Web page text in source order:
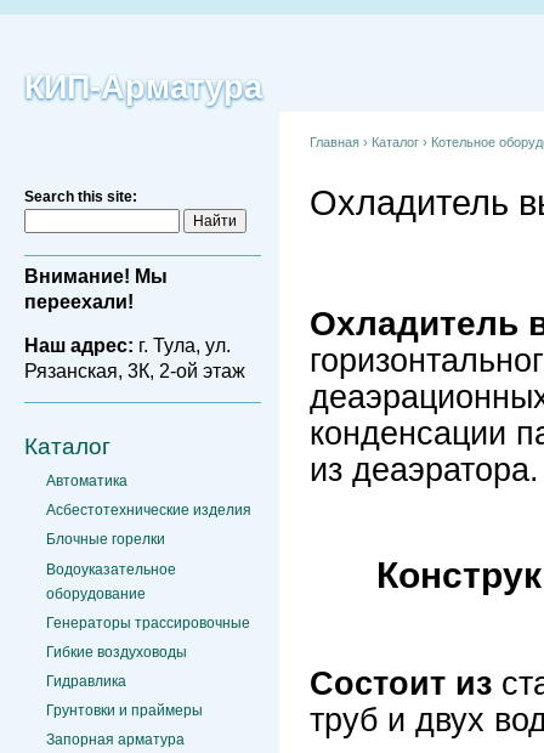
КИП-Арматура
Search this site:
Внимание! Мы
переехали!
Наш адрес: г. Тула, ул.
Рязанская, 3К, 2-ой этаж
Каталог
Автоматика
Асбестотехнические изделия
Блочные горелки
Водоуказательное
оборудование
Генераторы трассировочные
Гибкие воздуховоды
Гидравлика
Грунтовки и праймеры
Запорная арматура
Главная › Каталог › Котельное
Охладитель
Охладитель
конденсации
из деаэратора.
Состоит из
труб и двух